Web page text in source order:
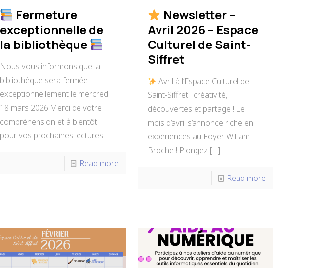
Fermeture
exceptionnelle de
la bibliothèque
Nous vous informons que la
bibliothèque sera fermée
exceptionnellement le mercredi
18 mars 2026.Merci de votre
compréhension et à bientôt
pour vos prochaines lectures !
Read more
Newsletter –
Avril 2026 – Espace
Culturel de Saint-
Siffret
Avril à l’Espace Culturel de
Saint-Siffret : créativité,
découvertes et partage ! Le
mois d’avril s’annonce riche en
expériences au Foyer William
Broche ! Plongez […]
Read more